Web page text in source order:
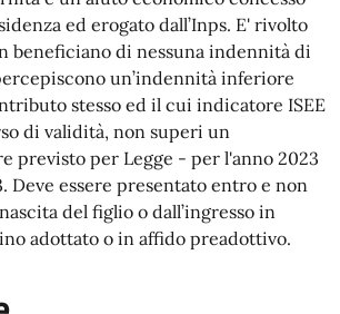
ed erogato dall’Inps. E' rivolto
beneficiano di nessuna indennità di
un’indennità inferiore
stesso ed il cui indicatore ISEE
di validità, non superi un
previsto per Legge - per l'anno 2023
Deve essere presentato entro e non
del figlio o dall’ingresso in
adottato o in affido preadottivo.